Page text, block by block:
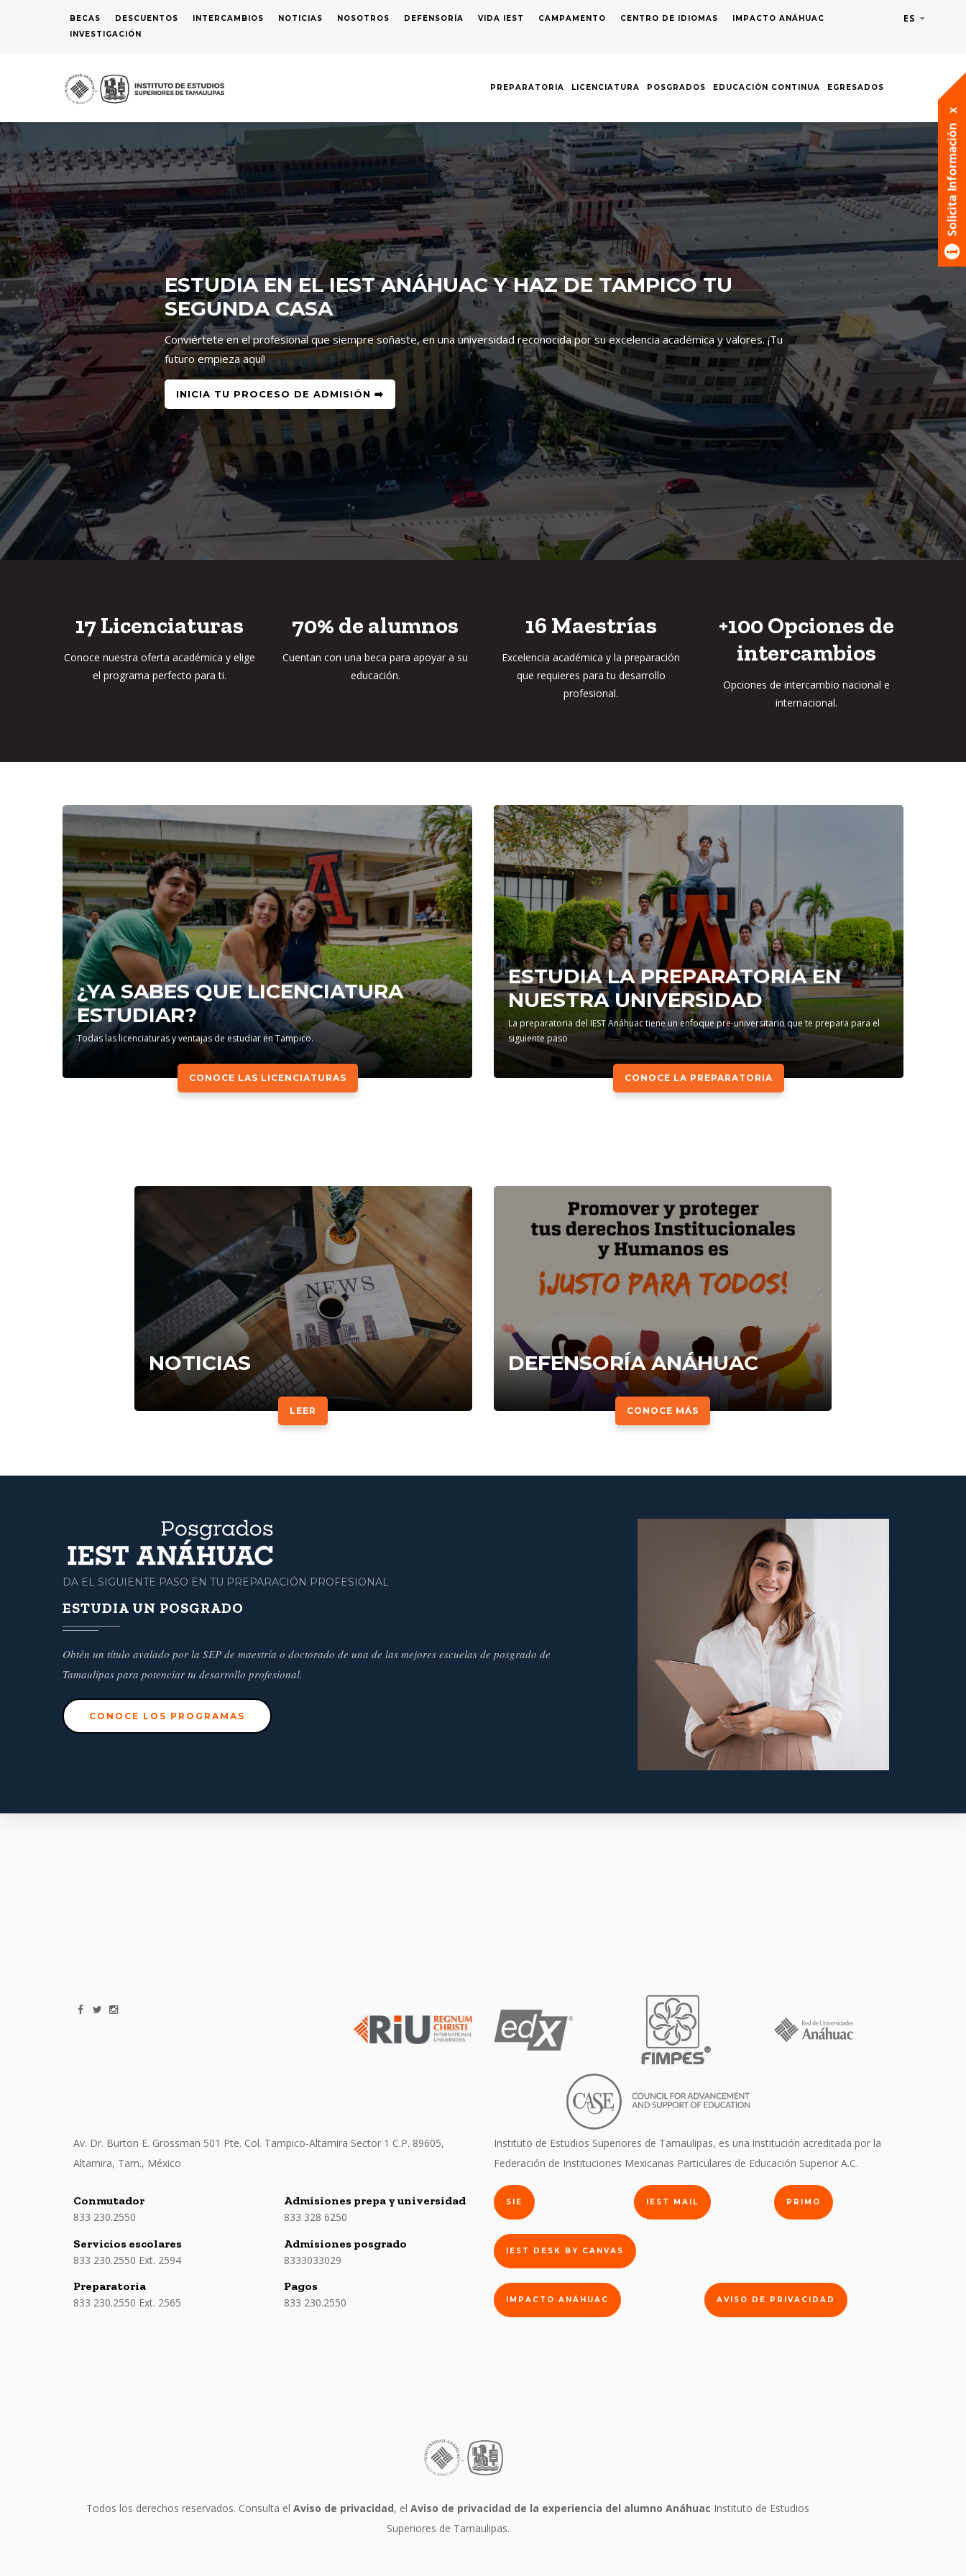
ES Lista
MENÚ
SUPERIOR
BECAS DESCUENTOS INTERCAMBIOS NOTICIAS NOSOTROS DEFENSORÍA VIDA IEST CAMPAMENTO CENTRO DE IDIOMAS
IMPACTO ANÁHUAC
INVESTIGACIÓN
PREPARATORIA LICENCIATURA POSGRADOS EDUCACIÓN CONTINUA EGRESADOS
ESTUDIA EN EL IEST ANÁHUAC Y HAZ DE TAMPICO TU
SEGUNDA CASA
Conviértete en el profesional que siempre soñaste, en una universidad reconocida por su excelencia académica y valores. ¡Tu
futuro empieza aquí!
INICIA TU PROCESO DE ADMISIÓN ➡️
17Licenciaturas
Conoce nuestra oferta académica y elige
el programa perfecto para ti.
70% de alumnos
Cuentan con una beca para apoyar a su
educación.
16 Maestrías
Excelencia académica y la preparación
que requieres para tu desarrollo
profesional.
+100Opciones de
intercambios
Opciones de intercambio nacional e
internacional.
¿YA SABES QUE LICENCIATURA
ESTUDIAR?
Todas las licenciaturas y ventajas de estudiar en Tampico.
CONOCE LAS LICENCIATURAS
ESTUDIA LA PREPARATORIA EN
NUESTRA UNIVERSIDAD
La preparatoria del IEST Anáhuac tiene un enfoque pre-universitario que te prepara para el
siguiente paso
CONOCE LA PREPARATORIA
NOTICIAS
LEER
DEFENSORÍA ANÁHUAC
CONOCE MÁS
DA EL SIGUIENTE PASO EN TU PREPARACIÓN PROFESIONAL
ESTUDIA UN POSGRADO
Obtén un título avalado por la SEP de maestría o doctorado de una de las mejores escuelas de posgrado de
Tamaulipas para potenciar tu desarrollo profesional.
CONOCE LOS PROGRAMAS
Av. Dr. Burton E. Grossman 501 Pte. Col. Tampico-Altamira Sector 1 C.P. 89605,
Altamira, Tam., México
Instituto de Estudios Superiores de Tamaulipas, es una institución acreditada por la
Federación de Instituciones Mexicanas Particulares de Educación Superior A.C.
Conmutador
833 230.2550
Servicios escolares
833 230.2550 Ext. 2594
Preparatoria
833 230.2550 Ext. 2565
Admisiones prepa y universidad
833 328 6250
Admisiones posgrado
8333033029
Pagos
833 230.2550
SIE IEST MAIL PRIMO
IEST DESK BY CANVAS
IMPACTO ANÁHUAC AVISO DE PRIVACIDAD
Todos los derechos reservados. Consulta elAviso de privacidad, elAviso de privacidad de la experiencia del alumno Anáhuac Instituto de Estudios
Superiores de Tamaulipas.